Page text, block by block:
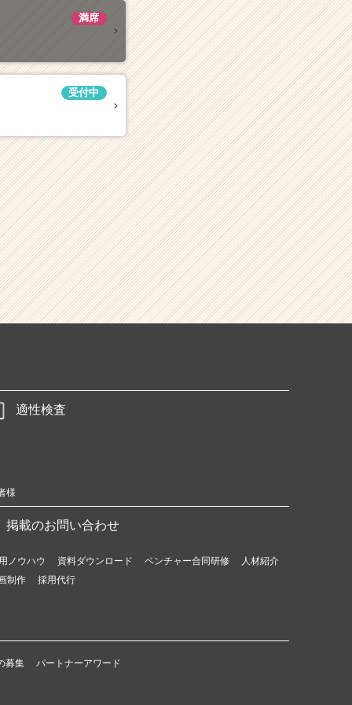
満席
受付中
適性検査
様
掲載のお問い合わせ
ノウハウ 資料ダウンロード ベンチャー合同研修
人材紹介
制作
採用代行
募集 パートナーアワード